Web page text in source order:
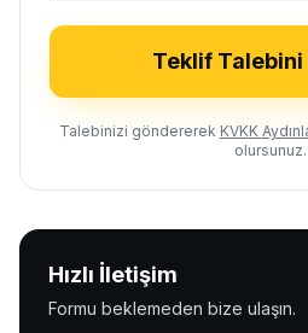
Teklif Talebini
Talebinizi göndererek KVKK
olursunuz.
Hızlı İletişim
Formu beklemeden bize ulaşın.